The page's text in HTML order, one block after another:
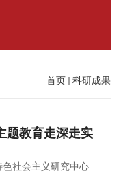
首页 科研成果
题教育走深走实
社会主义研究中心